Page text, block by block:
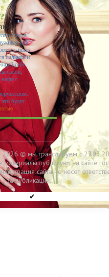
о том, а
и для
быть
сильной и
себе
салон,
кафе с
будет
2026 © мы транслируем с
публикуют на сайте
сайта не несет
за публикации.
✔